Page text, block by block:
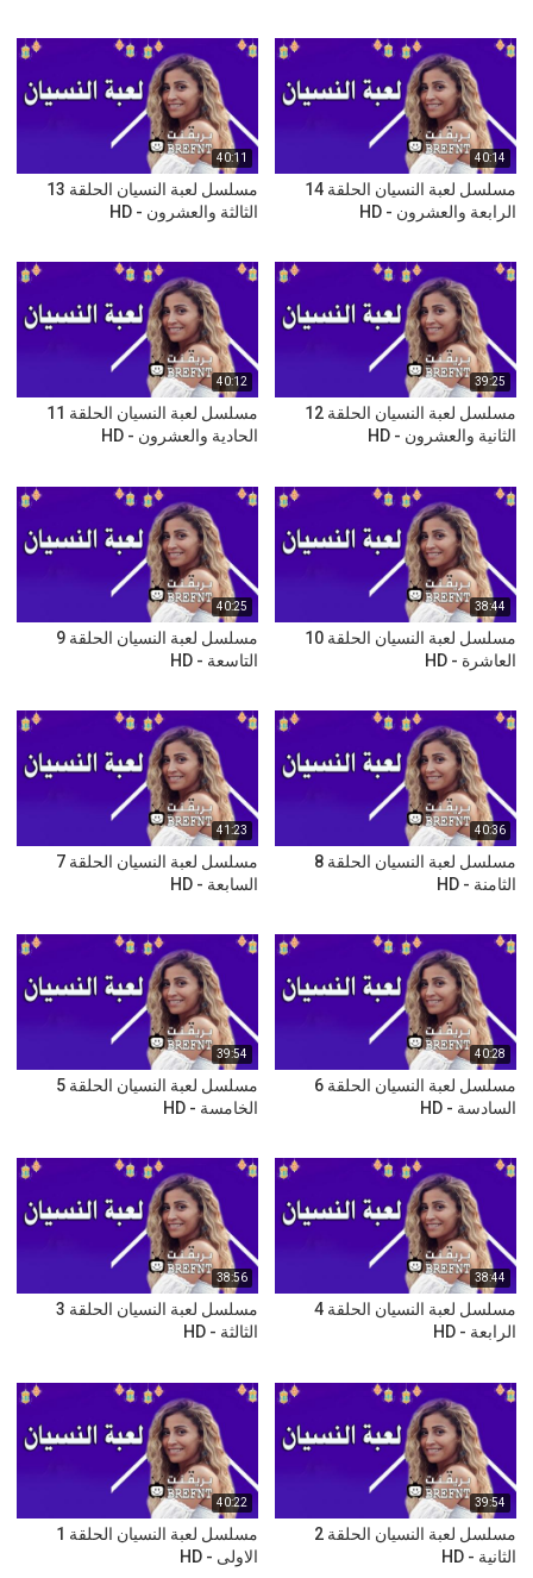
40:14
مسلسل لعبة النسيان الحلقة 14
الرابعة والعشرون - HD
40:11
مسلسل لعبة النسيان الحلقة 13
الثالثة والعشرون - HD
39:25
مسلسل لعبة النسيان الحلقة 12
الثانية والعشرون - HD
40:12
مسلسل لعبة النسيان الحلقة 11
الحادية والعشرون - HD
38:44
مسلسل لعبة النسيان الحلقة 10
العاشرة - HD
40:25
مسلسل لعبة النسيان الحلقة 9
التاسعة - HD
40:36
مسلسل لعبة النسيان الحلقة 8
الثامنة - HD
41:23
مسلسل لعبة النسيان الحلقة 7
السابعة - HD
40:28
مسلسل لعبة النسيان الحلقة 6
السادسة - HD
39:54
مسلسل لعبة النسيان الحلقة 5
الخامسة - HD
38:44
مسلسل لعبة النسيان الحلقة 4
الرابعة - HD
38:56
مسلسل لعبة النسيان الحلقة 3
الثالثة - HD
39:54
مسلسل لعبة النسيان الحلقة 2
الثانية - HD
40:22
مسلسل لعبة النسيان الحلقة 1
الاولى - HD